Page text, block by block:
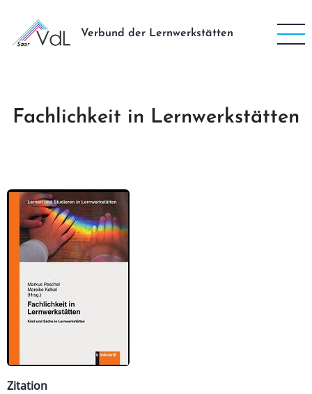
Inhalt
Verbund der Lernwerkstätten
Fachlichkeit in Lernwerkstätten
Zitation